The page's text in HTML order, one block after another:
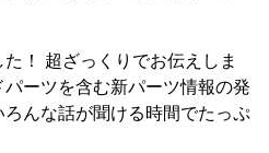
！ 超ざっくりでお伝えしま
ーツを含む新パーツ情報の発
んな話が聞ける時間でたっぷ